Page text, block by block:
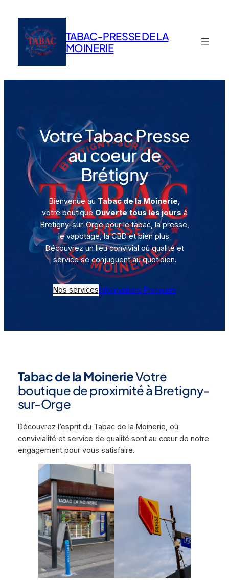
contenu
TABAC-PRESSE DE LA
MOINERIE
Votre Tabac Presse
au coeur de
Brétigny
Bienvenue au Tabac de la Moinerie,
votre boutique Ouverte tous les joursà
Bretigny-sur-Orge pour le tabac, la presse,
le vapotage, la CBD et bien plus.
Découvrez un lieu convivial où qualité et
service se conjuguent au quotidien.
Nos servicesInformations Pratiques
Tabac de la MoinerieVotre
boutique de proximité à Bretigny-
sur-Orge
Découvrez l’esprit du Tabac de la Moinerie, où
convivialité et service de qualité sont au cœur de notre
engagement pour vous satisfaire.